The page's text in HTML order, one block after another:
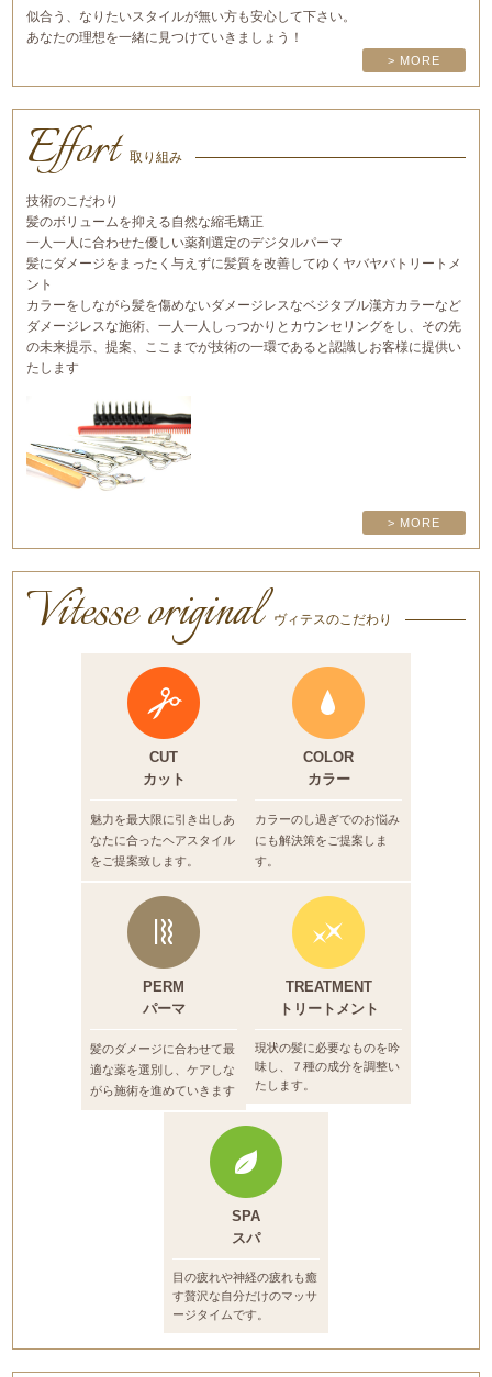
似合う、なりたいスタイルが無い方も安心して下さい。
あなたの理想を一緒に見つけていきましょう！
> MORE
Effort 取り組み
技術のこだわり
髪のボリュームを抑える自然な縮毛矯正
一人一人に合わせた優しい薬剤選定のデジタルパーマ
髪にダメージをまったく与えずに髪質を改善してゆくヤバヤバトリートメ
ント
カラーをしながら髪を傷めないダメージレスなベジタブル漢方カラーなど
ダメージレスな施術、一人一人しっつかりとカウンセリングをし、その先
の未来提示、提案、ここまでが技術の一環であると認識しお客様に提供い
たします
> MORE
Vitesse original ヴィテスのこだわり
CUT
カット
魅力を最大限に引き出しあ
なたに合ったヘアスタイル
をご提案致します。
COLOR
カラー
カラーのし過ぎでのお悩み
にも解決策をご提案しま
す。
PERM
パーマ
髪のダメージに合わせて最
適な薬を選別し、 ケアしな
がら施術を進めていきます
TREATMENT
トリートメント
現状の髪に必要なものを吟
味し、７種の成分を調整い
たします。
SPA
スパ
目の疲れや神経の疲れも癒
す贅沢な自分だけのマッサ
ージタイムです。